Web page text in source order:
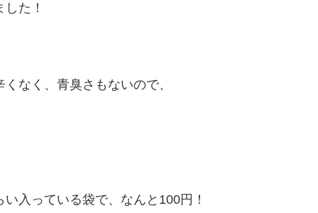
た！
なく、青臭さもないので、
入っている袋で、なんと100円！